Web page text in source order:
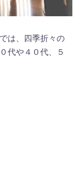
は、四季折々の
代や４０代、５